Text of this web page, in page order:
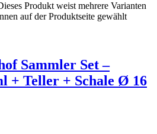
Produkt weist mehrere Varianten
auf der Produktseite gewählt
Sammler Set –
+ Teller + Schale Ø 16